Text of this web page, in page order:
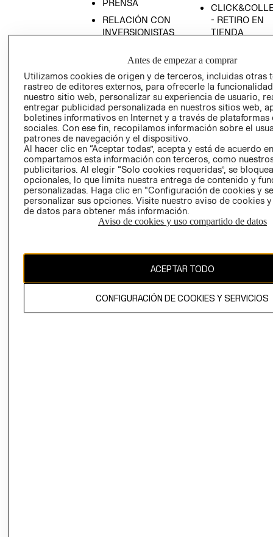
PRENSA
RELACIÓN CON
INVERSIONISTAS
EMPRESARIAL
- RETIRO EN
TIENDA
CONDICIONES
AVISO DE
PRIVACIDAD
GIFT CARD
AVISO DE
El contenido de esta página web está protegido por copyright y es
Antes de empezar a comprar
Utilizamos cookies de origen y de terceros, incluidas otras
rastreo de editores externos, para ofrecerle la
nuestro sitio web, personalizar su experiencia de usuario,
entregar publicidad personalizada en nuestros sitios web,
boletines informativos en Internet y a través de plataformas
sociales. Con ese fin, recopilamos información sobre el
patrones de navegación y el dispositivo.
Al hacer clic en “Aceptar todas”, acepta y está de acuerdo
compartamos esta información con terceros, como
publicitarios. Al elegir “Solo cookies requeridas”, se
opcionales, lo que limita nuestra entrega de contenido y
personalizadas. Haga clic en “Configuración de cookies y
personalizar sus opciones. Visite nuestro aviso de cookies
de datos para obtener más información.
Aviso de cookies y uso compartido de datos
ACEPTAR TODO
CONFIGURACIÓN DE COOKIES Y SERVICIOS